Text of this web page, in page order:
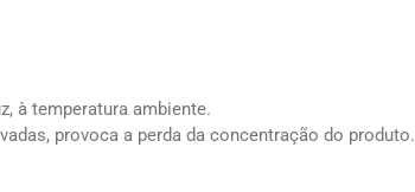
à temperatura ambiente.
provoca a perda da concentração do produto.